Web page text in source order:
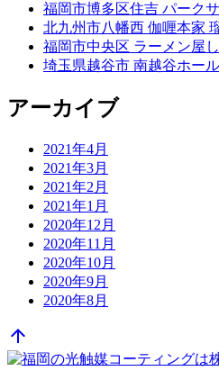
福岡市博多区住吉 パーク
北九州市八幡西 伽喱本家
福岡市中央区 ラーメン屋
埼玉県越谷市 南越谷ホール
アーカイブ
2021年4月
2021年3月
2021年2月
2021年1月
2020年12月
2020年11月
2020年10月
2020年9月
2020年8月
arrow_upward